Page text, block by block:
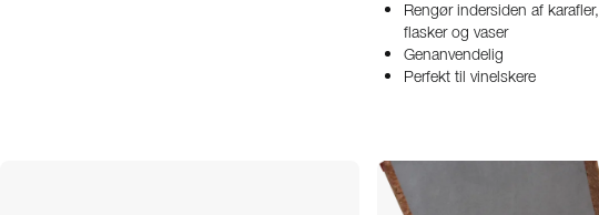
Rengør indersiden af karafler,
flasker og vaser
Genanvendelig
Perfekt til vinelskere